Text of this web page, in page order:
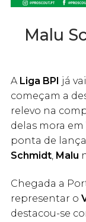
Malu
A Liga BPI já
começam a
relevo na
delas mora
ponta de
Schmidt Malu
Chegada a
representar o
destacou-se